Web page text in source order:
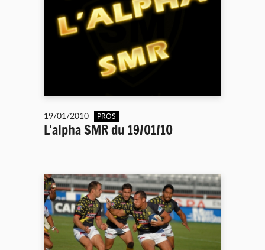
19/01/2010 PROS
L'alpha SMR du 19/01/10